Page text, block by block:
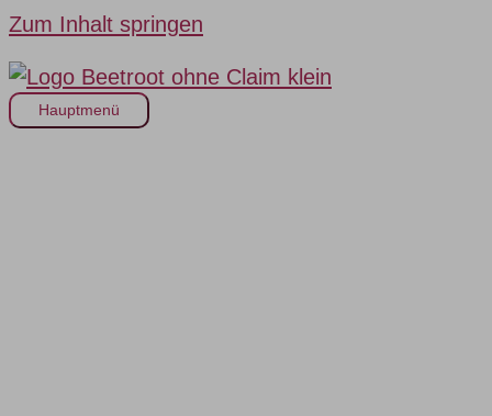
Zum Inhalt springen
Hauptmenü